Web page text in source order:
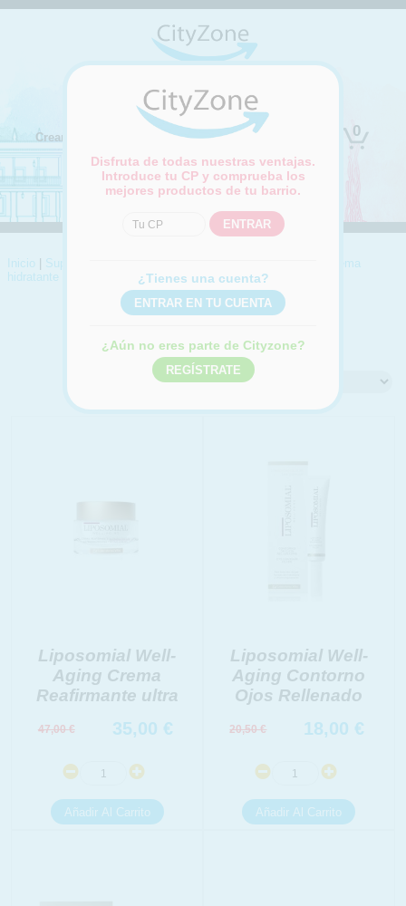
(Cambiar ubicación)
Crear cuenta Iniciar sesión 0
Disfruta de todas nuestras ventajas.
Introduce tu CP y comprueba los
mejores productos de tu barrio.
¿Tienes una cuenta?
¿Aún no eres parte de Cityzone?
Inicio Supermercado
Crema
hidratante
Compra online Crema hidratante
Liposomial Well-
Aging Crema
Reafirmante ultra
47,00€ 35,00 €
Liposomial Well-
Aging Contorno
Ojos Rellenado
20,50€ 18,00 €